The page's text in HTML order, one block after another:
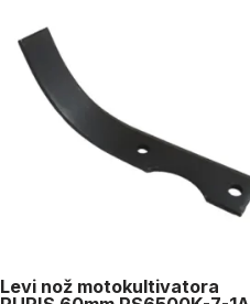
Levi nož motokultivatora